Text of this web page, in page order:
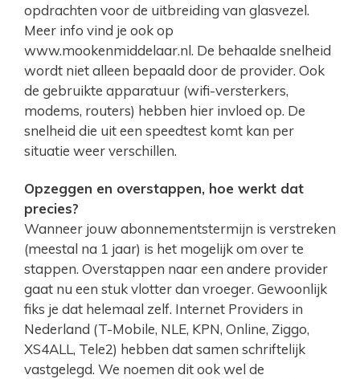
opdrachten voor de uitbreiding van glasvezel.
Meer info vind je ook op
www.mookenmiddelaar.nl. De behaalde snelheid
wordt niet alleen bepaald door de provider. Ook
de gebruikte apparatuur (wifi-versterkers,
modems, routers) hebben hier invloed op. De
snelheid die uit een speedtest komt kan per
situatie weer verschillen.
Opzeggen en overstappen, hoe werkt dat
precies?
Wanneer jouw abonnementstermijn is verstreken
(meestal na 1 jaar) is het mogelijk om over te
stappen. Overstappen naar een andere provider
gaat nu een stuk vlotter dan vroeger. Gewoonlijk
fiks je dat helemaal zelf. Internet Providers in
Nederland (T-Mobile, NLE, KPN, Online, Ziggo,
XS4ALL, Tele2) hebben dat samen schriftelijk
vastgelegd. We noemen dit ook wel de